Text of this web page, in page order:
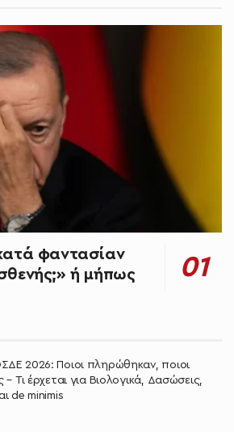
φαντασίαν
ή μήπως
2026: Ποιοι πληρώθηκαν, ποιοι
– Τι έρχεται για Βιολογικά, Δασώσεις,
de minimis